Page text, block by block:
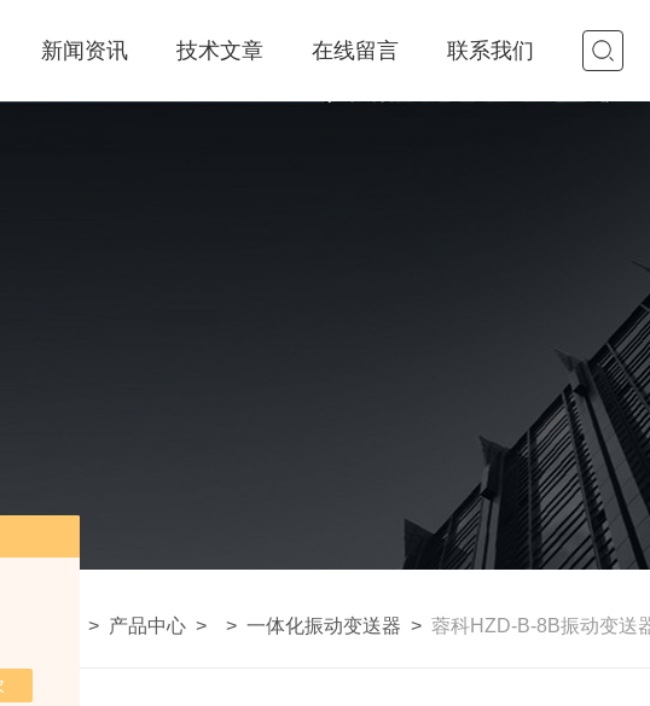
新闻资讯 技术文章 在线留言 联系我们
> 产品中心 > > 一体化振动变送器 > 蓉科HZD-B-8B振动变送